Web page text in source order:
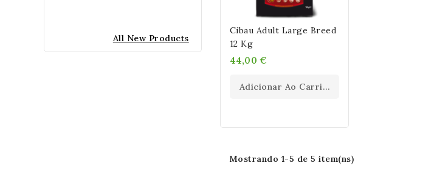
All New Products
Cibau Adult Large Breed
12 Kg
44,00 €
Adicionar Ao Carrinho
Mostrando 1-5 de 5 item(ns)